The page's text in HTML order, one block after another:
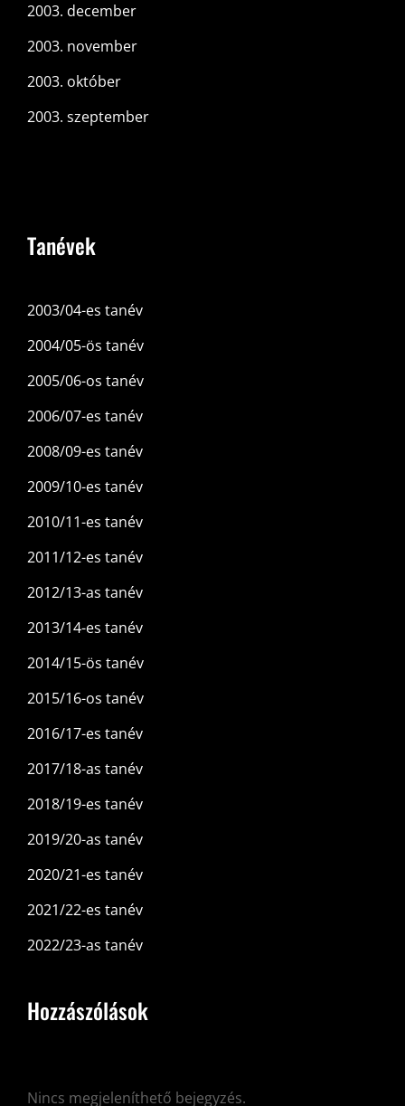
2003. december
2003. november
2003. október
2003. szeptember
Tanévek
2003/04-es tanév
2004/05-ös tanév
2005/06-os tanév
2006/07-es tanév
2008/09-es tanév
2009/10-es tanév
2010/11-es tanév
2011/12-es tanév
2012/13-as tanév
2013/14-es tanév
2014/15-ös tanév
2015/16-os tanév
2016/17-es tanév
2017/18-as tanév
2018/19-es tanév
2019/20-as tanév
2020/21-es tanév
2021/22-es tanév
2022/23-as tanév
Hozzászólások
Nincs megjeleníthető bejegyzés.